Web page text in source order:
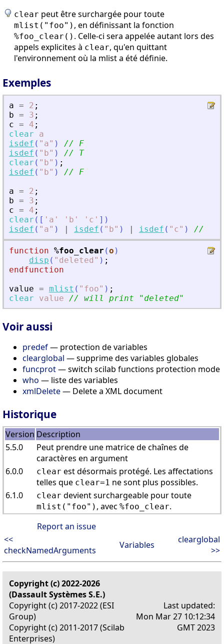
clear peut être surchargée pour toute
mlist("foo") , en définissant la fonction
%foo_clear() . Celle-ci sera appelée autant lors des
appels explicites à clear, qu'en quittant
l'environnement où la mlist a été définie.
Exemples
a = 2 ;
b = 3 ;
c = 4 ;
clear
a
isdef ( " a" )
// F
isdef ( " b" )
// T
clear ( " b" ) ;
isdef ( " b" )
// F
a = 2 ;
b = 3 ;
c = 4 ;
clear ( [ ' a ' ' b ' ' c ' ] )
isdef ( " a" ) | isdef ( " b" ) | isdef ( " c" ) // F
function %foo_clear (o )
disp ( " deleted " ) ;
endfunction
value = mlist ( " foo" ) ;
clear
value // will print " deleted"
Voir aussi
predef— protection de variables
clearglobal — supprime des variables globales
funcprot— switch scilab functions protection mode
who — liste des variables
xmlDelete— Delete a XML document
Historique
Version Description
5.5.0
Peut prendre une matrice de chaînes de
caractères en argument
6.0.0
clear est désormais protégé. Les affectations
telles que clear=1 ne sont plus possibles.
6.1.0
clear devient surchargeable pour toute
mlist("foo") , avec %foo_clear.
Report an issue
<<
checkNamedArguments
Variables
clearglobal
>>
Copyright (c) 2022-2026
(Dassault Systèmes S.E.)
Copyright (c) 2017-2022 (ESI
Group)
Copyright (c) 2011-2017 (Scilab
Enterprises)
Last updated:
Mon Mar 27 10:12:34
GMT 2023